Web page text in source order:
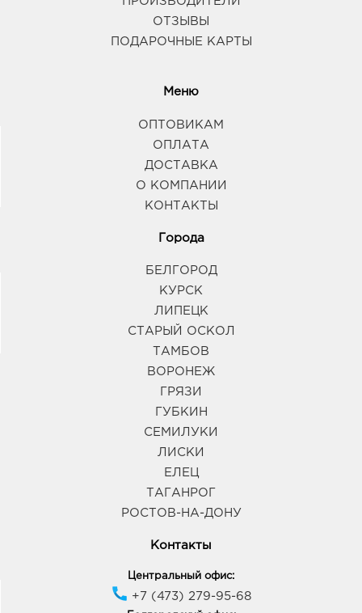
ОТЗЫВЫ
ПОДАРОЧНЫЕ КАРТЫ
Меню
ОПТОВИКАМ
ОПЛАТА
ДОСТАВКА
О КОМПАНИИ
КОНТАКТЫ
Города
БЕЛГОРОД
КУРСК
ЛИПЕЦК
СТАРЫЙ ОСКОЛ
ТАМБОВ
ВОРОНЕЖ
ГРЯЗИ
ГУБКИН
СЕМИЛУКИ
ЛИСКИ
ЕЛЕЦ
ТАГАНРОГ
РОСТОВ-НА-ДОНУ
Контакты
Центральный офис:
+7 (473) 279-95-68